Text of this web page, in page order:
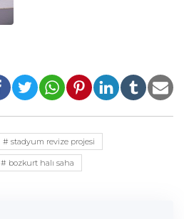
# stadyum revize projesi
# bozkurt halı saha